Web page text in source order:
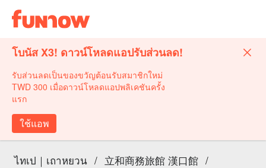
โบนัส X3! ดาวน์โหลดแอปรับส่วนลด!
รับส่วนลดเป็นของขวัญต้อนรับสมาชิกใหม่
TWD 300 เมื่อดาวน์โหลดแอปพลิเคชันครั้ง
แรก
ใช้แอพ
ไทเป｜เถาหยวน / 立和商務旅館 漢口館 /